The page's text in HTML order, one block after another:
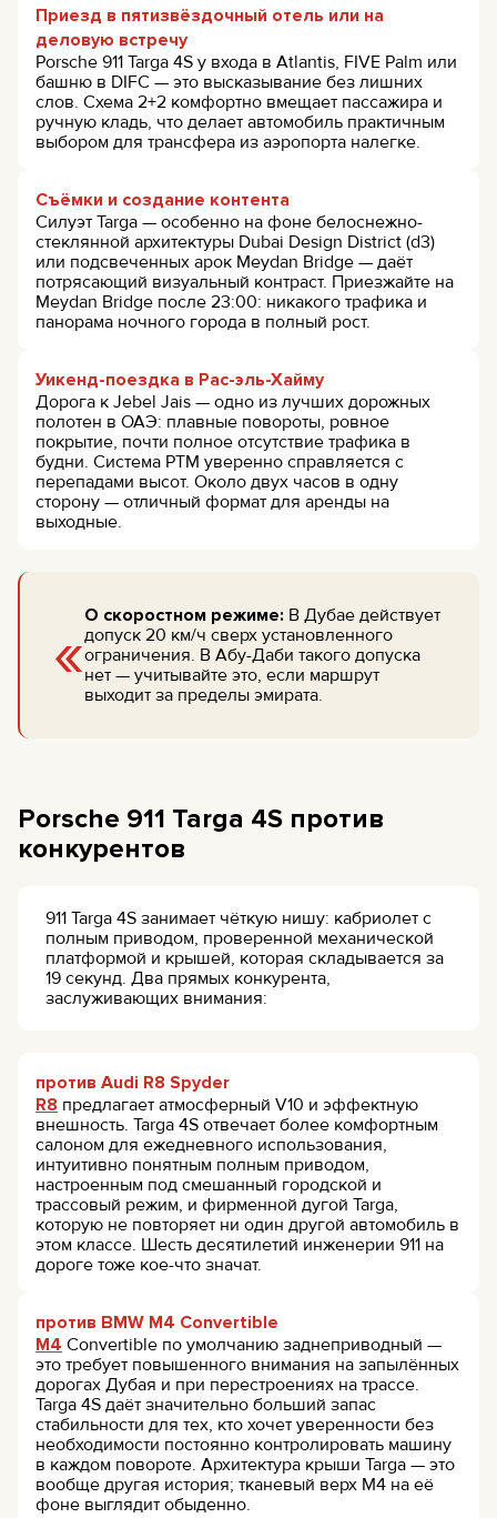
Приезд в пятизвёздочный отель или на
деловую встречу
Porsche 911 Targa 4S у входа в Atlantis, FIVE Palm или
башню в DIFC — это высказывание без лишних
слов. Схема 2+2 комфортно вмещает пассажира и
ручную кладь, что делает автомобиль практичным
выбором для трансфера из аэропорта налегке.
Съёмки и создание контента
Силуэт Targa — особенно на фоне белоснежно-
стеклянной архитектуры Dubai Design District (d3)
или подсвеченных арок Meydan Bridge — даёт
потрясающий визуальный контраст. Приезжайте на
Meydan Bridge после 23:00: никакого трафика и
панорама ночного города в полный рост.
Уикенд-поездка в Рас-эль-Хайму
Дорога к Jebel Jais — одно из лучших дорожных
полотен в ОАЭ: плавные повороты, ровное
покрытие, почти полное отсутствие трафика в
будни. Система PTM уверенно справляется с
перепадами высот. Около двух часов в одну
сторону — отличный формат для аренды на
выходные.
«О скоростном режиме: В Дубае действует
допуск 20 км/ч сверх установленного
ограничения. В Абу-Даби такого допуска
нет — учитывайте это, если маршрут
выходит за пределы эмирата.
Porsche 911 Targa 4S против
конкурентов
911 Targa 4S занимает чёткую нишу: кабриолет с
полным приводом, проверенной механической
платформой и крышей, которая складывается за
19 секунд. Два прямых конкурента,
заслуживающих внимания:
против Audi R8 Spyder
R8 предлагает атмосферный V10 и эффектную
внешность. Targa 4S отвечает более комфортным
салоном для ежедневного использования,
интуитивно понятным полным приводом,
настроенным под смешанный городской и
трассовый режим, и фирменной дугой Targa,
которую не повторяет ни один другой автомобиль в
этом классе. Шесть десятилетий инженерии 911 на
дороге тоже кое-что значат.
против BMW M4 Convertible
M4 Convertible по умолчанию заднеприводный —
это требует повышенного внимания на запылённых
дорогах Дубая и при перестроениях на трассе.
Targa 4S даёт значительно больший запас
стабильности для тех, кто хочет уверенности без
необходимости постоянно контролировать машину
в каждом повороте. Архитектура крыши Targa — это
вообще другая история; тканевый верх M4 на её
фоне выглядит обыденно.